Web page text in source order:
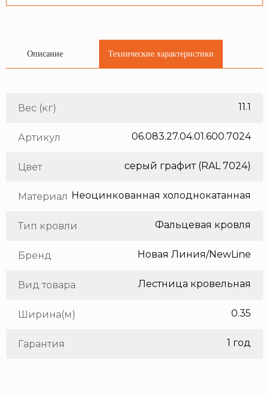
Описание Технические характеристики
Вес (кг) 11.1
Артикул 06.083.27.04.01.600.7024
Цвет серый графит (RAL 7024)
Материал
Тип кровли Фальцевая кровля
Бренд Новая Линия/NewLine
Вид товара Лестница кровельная
Ширина(м) 0.35
Гарантия 1 год